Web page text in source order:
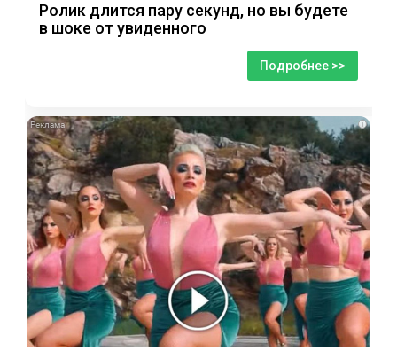
Ролик длится пару секунд, но вы будете
в шоке от увиденного
Подробнее >>
i